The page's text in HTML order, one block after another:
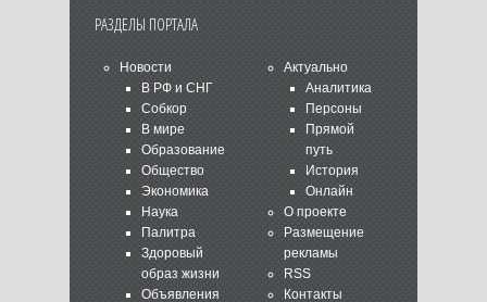
РАЗДЕЛЫ ПОРТАЛА
Новости
В РФ и СНГ
Собкор
В мире
Образование
Общество
Экономика
Наука
Палитра
Здоровый
образ жизни
Объявления
Актуально
Аналитика
Персоны
Прямой
путь
История
Онлайн
О проекте
Размещение
рекламы
RSS
Контакты